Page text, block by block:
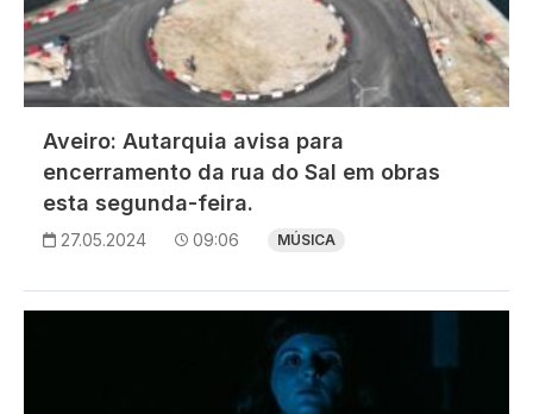
Aveiro: Autarquia avisa para
encerramento da rua do Sal em obras
esta segunda-feira.
27.05.2024 09:06 MÚSICA